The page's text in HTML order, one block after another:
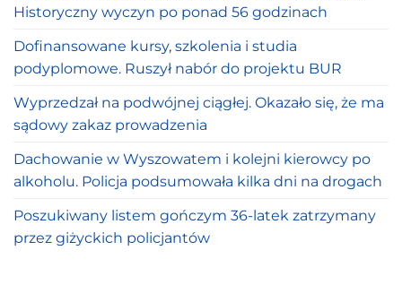
Historyczny wyczyn po ponad 56 godzinach
Dofinansowane kursy, szkolenia i studia
podyplomowe. Ruszył nabór do projektu BUR
Wyprzedzał na podwójnej ciągłej. Okazało się, że ma
sądowy zakaz prowadzenia
Dachowanie w Wyszowatem i kolejni kierowcy po
alkoholu. Policja podsumowała kilka dni na drogach
Poszukiwany listem gończym 36-latek zatrzymany
przez giżyckich policjantów